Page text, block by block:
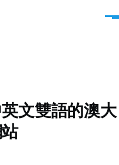
選
文雙語的澳大